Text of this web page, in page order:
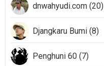
dnwahyudi.com (20)
Djangkaru Bumi (8)
Penghuni 60 (7)